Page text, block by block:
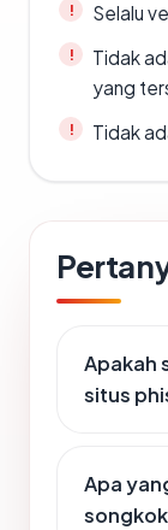
Selalu
Tidak
yang
Tidak
Apakah
situs
Apa